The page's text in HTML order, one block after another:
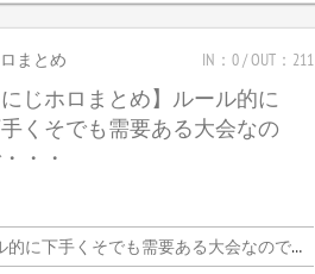
まとめ IN：0 / OUT：211
にじホロまとめ】ルール的に
くそでも需要ある大会なの
・・
に下手くそでも需要ある大会なので・・・